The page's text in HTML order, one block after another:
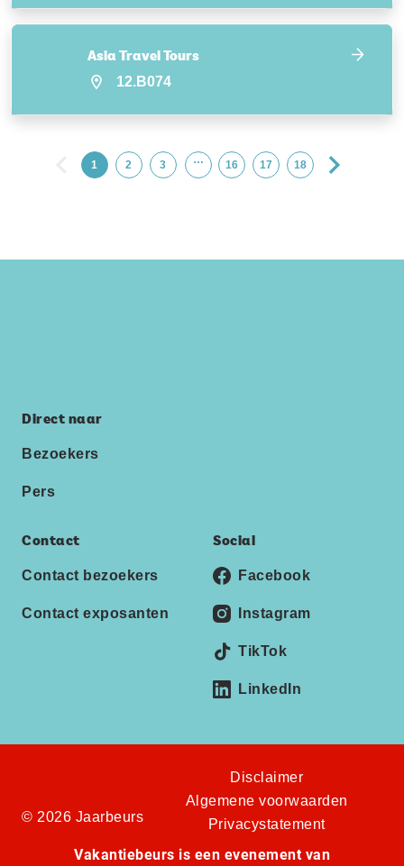
Asia Travel Tours
12.B074
1 2 3 … 16 17 18
Direct naar
Bezoekers
Pers
Contact
Contact bezoekers
Contact exposanten
Social
Facebook
Instagram
TikTok
LinkedIn
© 2026 Jaarbeurs
Disclaimer
Algemene voorwaarden
Privacystatement
Vakantiebeurs is een evenement van